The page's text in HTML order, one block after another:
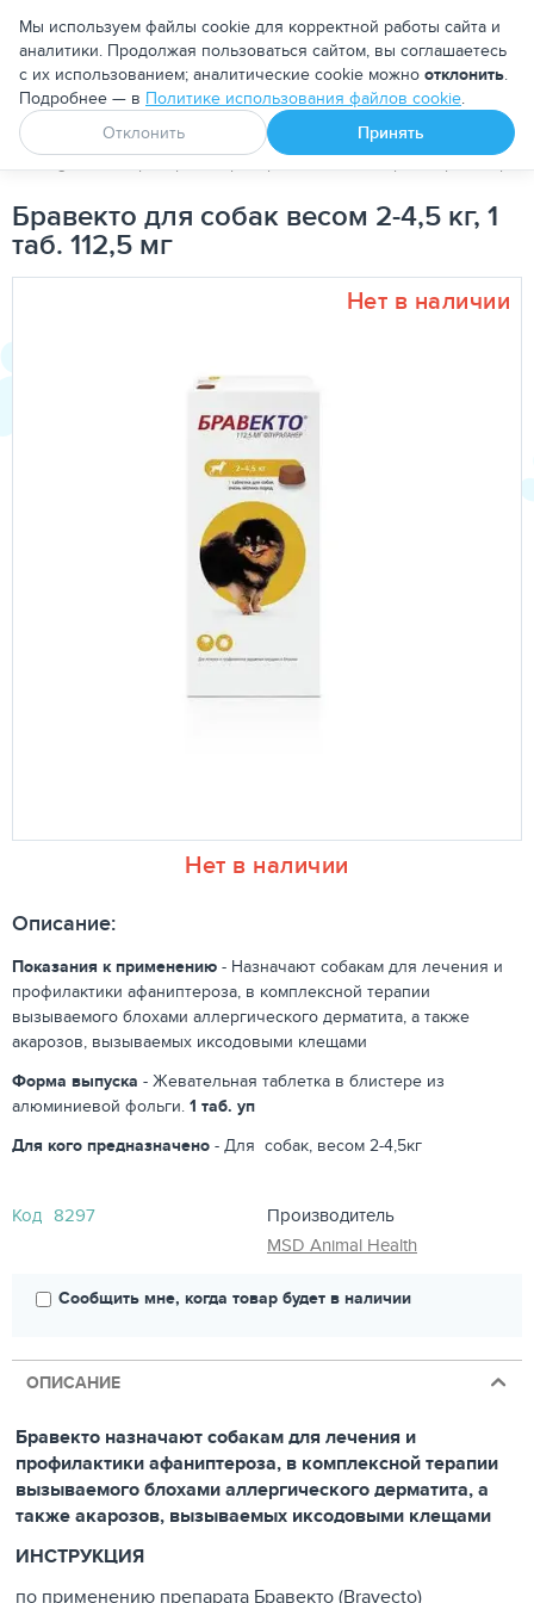
Москва
Апоквел Ветмедин От блох и клещей
PetDog Ветеринарные препараты Антипаразитарные
Бравекто для собак весом 2-4,5 кг, 1
таб. 112,5 мг
Нет в наличии
Нет в наличии
Описание:
Показания к применению - Назначают собакам для лечения и
профилактики афаниптероза, в комплексной терапии
вызываемого блохами аллергического дерматита, а также
акарозов, вызываемых иксодовыми клещами
Форма выпуска - Жевательная таблетка в блистере из
алюминиевой фольги. 1 таб. уп
Для кого предназначено - Для собак, весом 2-4,5кг
Код 8297
Производитель
MSD Animal Health
Сообщить мне, когда товар будет в наличии
ОПИСАНИЕ
Бравекто назначают собакам для лечения и
профилактики афаниптероза, в комплексной терапии
вызываемого блохами аллергического дерматита, а
также акарозов, вызываемых иксодовыми клещами
ИНСТРУКЦИЯ
по применению препарата Бравекто (Bravecto)
Мы используем файлы cookie для корректной работы сайта и
аналитики. Продолжая пользоваться сайтом, вы соглашаетесь
с их использованием; аналитические cookie можно отклонить.
Подробнее — в Политике использования файлов cookie.
Отклонить
Принять